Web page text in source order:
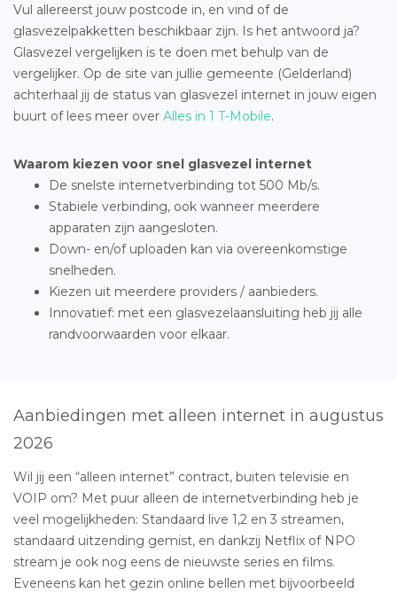
Vul allereerst jouw postcode in, en vind of de
glasvezelpakketten beschikbaar zijn. Is het antwoord ja?
Glasvezel vergelijken is te doen met behulp van de
vergelijker. Op de site van jullie gemeente (Gelderland)
achterhaal jij de status van glasvezel internet in jouw eigen
buurt of lees meer over Alles in 1 T-Mobile.
Waarom kiezen voor snel glasvezel internet
De snelste internetverbinding tot 500 Mb/s.
Stabiele verbinding, ook wanneer meerdere
apparaten zijn aangesloten.
Down- en/of uploaden kan via overeenkomstige
snelheden.
Kiezen uit meerdere providers / aanbieders.
Innovatief: met een glasvezelaansluiting heb jij alle
randvoorwaarden voor elkaar.
Aanbiedingen met alleen internet in augustus
2026
Wil jij een “alleen internet” contract, buiten televisie en
VOIP om? Met puur alleen de internetverbinding heb je
veel mogelijkheden: Standaard live 1,2 en 3 streamen,
standaard uitzending gemist, en dankzij Netflix of NPO
stream je ook nog eens de nieuwste series en films.
Eveneens kan het gezin online bellen met bijvoorbeeld